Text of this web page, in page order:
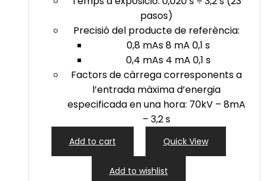
pasos)
Precisió del producte de referència:
0,8 mAs 8 mA 0,1 s
0,4 mAs 4 mA 0,1 s
Factors de càrrega corresponents a
l’entrada màxima d’energia
especificada en una hora: 70kV – 8mA
– 3,2 s
Add to cart Quick View
Add to wishlist